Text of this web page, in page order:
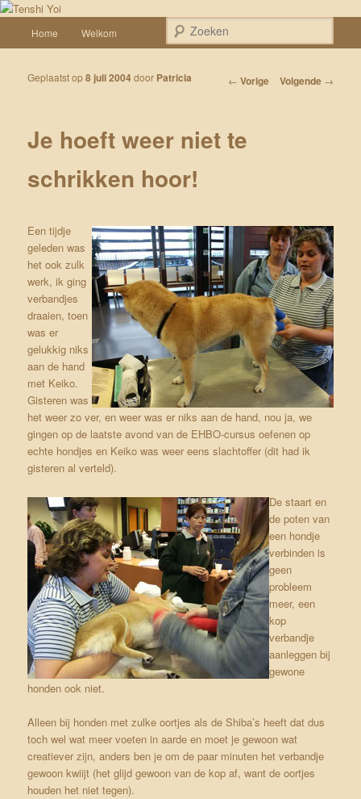
Spring naar de primaire inhoud
Tenshi Yoi
Een weblog over onze Shiba’s (Keiko, Rontu, Miyuki, Tatsu en Yumi)
Home Welkom
Bericht navigatie
← Vorige Volgende →
Je hoeft weer niet te
schrikken hoor!
Geplaatst op8 juli 2004door Patricia
Een tijdje
geleden was
het ook zulk
werk, ik ging
verbandjes
draaien, toen
was er
gelukkig niks
aan de hand
met Keiko.
Gisteren was
het weer zo ver, en weer was er niks aan de hand, nou ja, we
gingen op de laatste avond van de EHBO-cursus oefenen op
echte hondjes en Keiko was weer eens slachtoffer (dit had ik
gisteren al verteld).
De staart en
de poten van
een hondje
verbinden is
geen
probleem
meer, een
kop
verbandje
aanleggen bij
gewone
honden ook niet.
Alleen bij honden met zulke oortjes als de Shiba’s heeft dat dus
toch wel wat meer voeten in aarde en moet je gewoon wat
creatiever zijn, anders ben je om de paar minuten het verbandje
gewoon kwiijt (het glijd gewoon van de kop af, want de oortjes
houden het niet tegen).